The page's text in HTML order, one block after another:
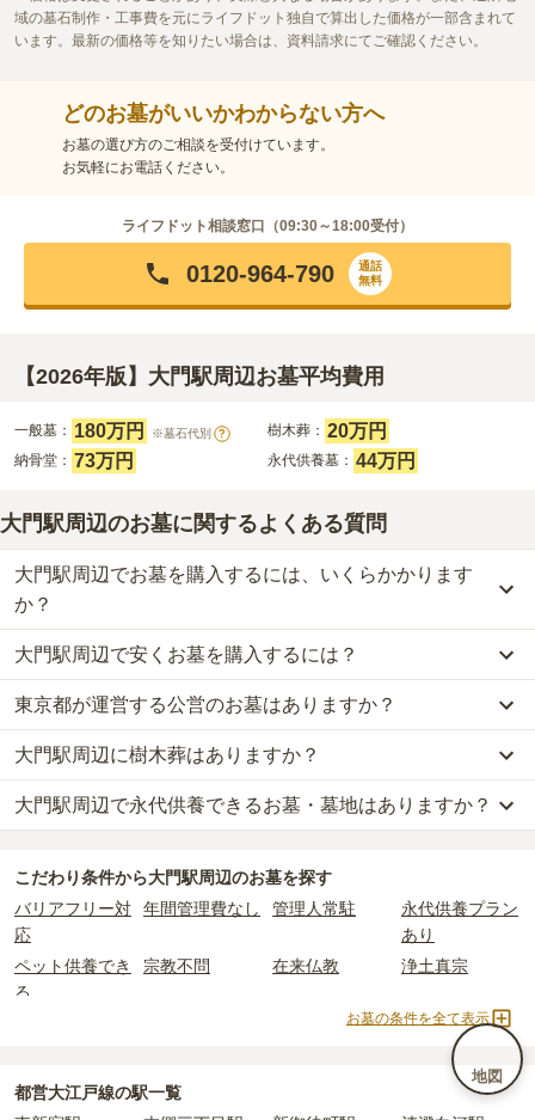
地図
域の墓石制作・工事費を元にライフドット独自で算出した価格が一部含まれて
います。最新の価格等を知りたい場合は、資料請求にてご確認ください。
どのお墓がいいかわからない方へ
お墓の選び方のご相談を受付けています。
お気軽にお電話ください。
ライフドット相談窓口（09:30～18:00受付）
0120-964-790
通話
無料
【2026年版】大門駅周辺お墓平均費用
一般墓： 180万円 ※墓石代別 ? 樹木葬： 20万円
納骨堂： 73万円 永代供養墓： 44万円
大門駅周辺のお墓に関するよくある質問
大門駅周辺でお墓を購入するには、いくらかかります
か？
大門駅周辺での購入費用の目安は、一般墓が約347万円、樹木葬が
約20万円、納骨堂が約73万円、永代供養墓が約44万円です。
一般墓を建てる場合は、「永代使用料（土地代）」と「墓石代」の
2つが主な費用となります。
大門駅周辺の一般墓の永代使用料の平均は
東
素材によって変わります。
使用料のみかかります。
なお、お墓によっては以下の費用が別途かかる場合があります。
・
：お墓を新しく建てた際に行う儀式のための費
用。僧侶に渡すお布施がかかります。
・
：お墓の管理費。契約後、毎年発生するケースがあり
大門駅周辺で安くお墓を購入するには？
大門駅周辺で一番安価なお墓は、清法山 東京徳純院 納骨堂
納骨
堂で、4万円からお求めいただけます。
一般的に最も費用を抑えられるのは、他の方のご遺骨と一緒に埋葬
する「合祀墓（ごうしぼ）」と呼ばれるタイプです。個別のお墓に
比べて省スペースで管理の手間がかからないため、費用が安く設定
価格の目安は、1名あたり5万円〜30万円程度です。
大門駅周辺で安価なお墓を探したい場合は、価格の安い順で並び替
えてお墓を探すのがおすすめです。
東京都が運営する公営のお墓はありますか？
大門駅周辺には、公営の霊園の掲載がありません。
一方で、東京都内には、県または市区町村が運営する公営の霊園が
16件あります。
れているケースがほとんどです。
主な条件として、遺骨がすでにある、該当の市区町村に一定年数以
上住んでいるなどが挙げられます。
条件を満たさない場合は、申し込み自体ができないことも多いた
め、事前の確認が重要です。
契約条件の詳細は、各霊園のページをご確認いただくか、資料請求
大門駅周辺に樹木葬はありますか？
大門駅周辺には、2件の樹木葬があります。
詳しくは、大門駅周辺の樹木葬の一覧をご覧ください。
大門駅周辺で永代供養できるお墓・墓地はありますか？
詳しくは、大門駅周辺の永代供養の一覧をご覧ください。
こだわり条件から大門駅周辺のお墓を探す
バリアフリー対
応
年間管理費なし 管理人常駐
永代供養プラン
あり
ペット供養でき
る
宗教不問 在来仏教 浄土真宗
浄土宗
永代供養墓
民営霊園
寺院墓地
2人用区画あり
お墓の条件を全て表示
都営大江戸線の駅一覧